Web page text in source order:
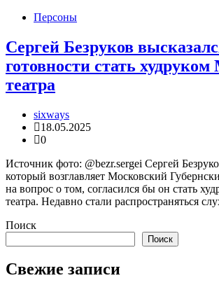
Персоны
Сергей Безруков
готовности стать худруком
театра
sixways
18.05.2025
0
Источник фото: @bezr.sergei Сергей
который возглавляет Московский
на вопрос о том, согласился бы он стать
театра. Недавно стали распространяться
Поиск
Поиск
Свежие записи